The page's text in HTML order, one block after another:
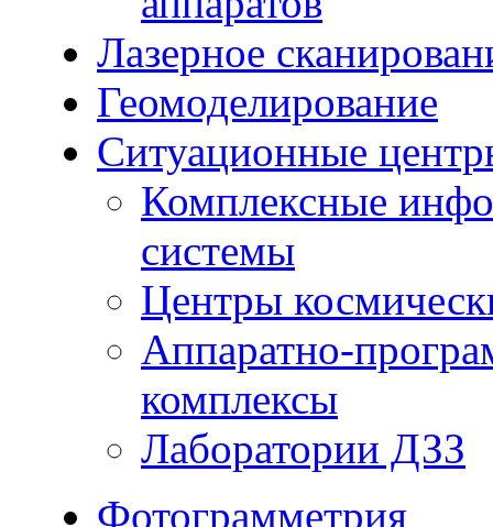
Лазерное
Геомоделирование
Ситуационные
Комплексные
системы
Центры
Аппаратно-
комплексы
Лаборатории ДЗЗ
Фотограмметрия